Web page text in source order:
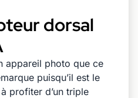
dorsal
appareil photo que ce
puisqu’il est le
profiter d’un triple